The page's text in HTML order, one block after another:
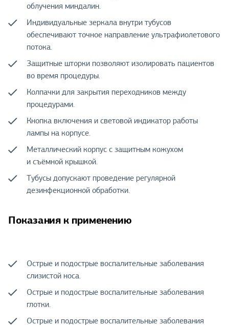
облучения миндалин.
Индивидуальные зеркала внутри тубусов
обеспечивают точное направление ультрафиолетового
потока.
Защитные шторки позволяют изолировать пациентов
во время процедуры.
Колпачки для закрытия переходников между
процедурами.
Кнопка включения и световой индикатор работы
лампы на корпусе.
Металлический корпус с защитным кожухом
и съёмной крышкой.
Тубусы допускают проведение регулярной
дезинфекционной обработки.
Показания к применению
Острые и подострые воспалительные заболевания
слизистой носа.
Острые и подострые воспалительные заболевания
глотки.
Острые и подострые воспалительные заболевания